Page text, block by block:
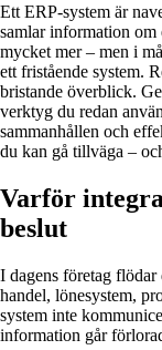
Ett ERP-system är
samlar information
mycket mer – men i
ett fristående system.
bristande överblick.
verktyg du redan
sammanhållen och
du kan gå tillväga –
Varför
beslut
I dagens företag
handel, lönesystem,
system inte
information går